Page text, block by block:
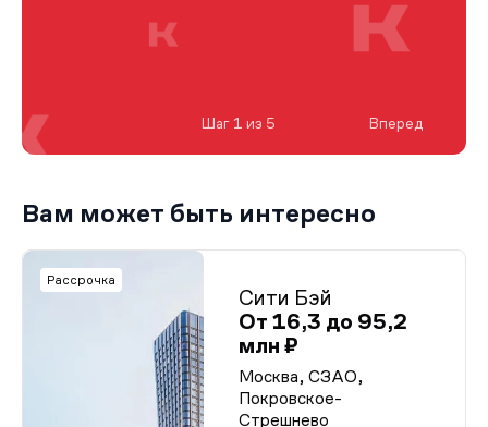
Шаг 1 из 5 Вперед
Вам может быть интересно
Рассрочка
Сити Бэй
От 16,3 до 95,2
млн ₽
Москва, СЗАО,
Покровское-
Стрешнево